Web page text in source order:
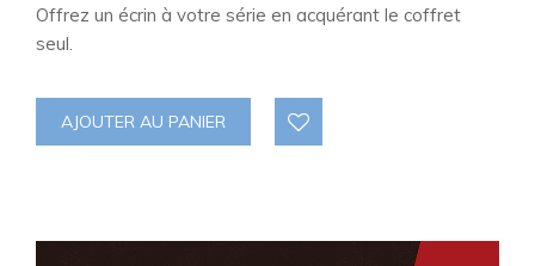
Offrez un écrin à votre série en acquérant le coffret
seul.
AJOUTER AU PANIER